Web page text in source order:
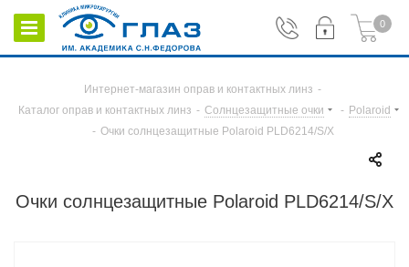
0
Интернет-магазин оправ и контактных линз -
Каталог оправ и контактных линз - Солнцезащитные очки - Polaroid
- Очки солнцезащитные Polaroid PLD6214/S/X
Очки солнцезащитные Polaroid PLD6214/S/X